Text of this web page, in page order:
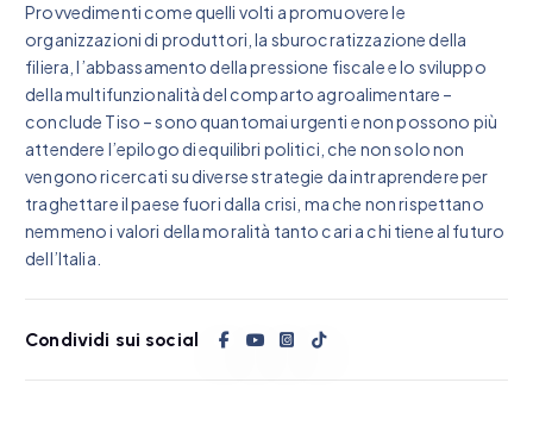
Provvedimenti come quelli volti a promuovere le
organizzazioni di produttori, la sburocratizzazione della
filiera, l’abbassamento della pressione fiscale e lo sviluppo
della multifunzionalità del comparto agroalimentare –
conclude Tiso – sono quantomai urgenti e non possono più
attendere l’epilogo di equilibri politici, che non solo non
vengono ricercati su diverse strategie da intraprendere per
traghettare il paese fuori dalla crisi, ma che non rispettano
nemmeno i valori della moralità tanto cari a chi tiene al futuro
dell’Italia.
Condividi sui social